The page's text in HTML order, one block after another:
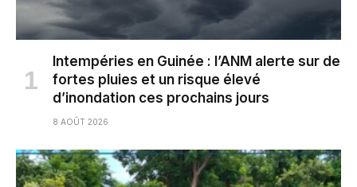
Intempéries en Guinée : l’ANM alerte sur de
fortes pluies et un risque élevé
d’inondation ces prochains jours
8 AOÛT 2026